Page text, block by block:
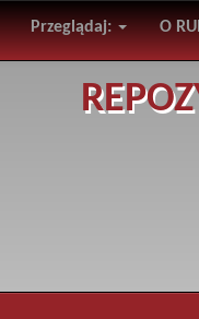
Przeglądaj: O